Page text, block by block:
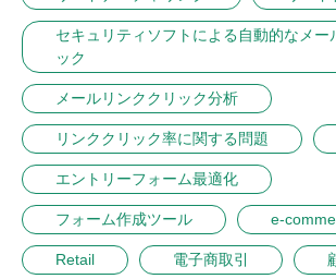
セキュリティソフトによる自動的なメー
ック
メールリンククリック分析
リンククリック率に関する問題
エントリーフォーム最適化
フォーム作成ツール e-
Retail 電子商取引